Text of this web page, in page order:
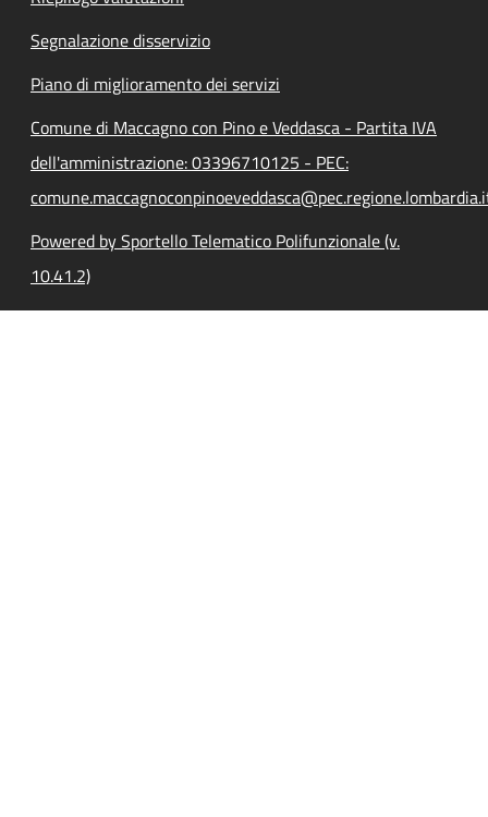
Segnalazione disservizio
Piano di miglioramento dei servizi
Comune di Maccagno con Pino e Veddasca - Partita IVA
dell'amministrazione: 03396710125 - PEC:
Powered by Sportello Telematico Polifunzionale (v.
10.41.2)